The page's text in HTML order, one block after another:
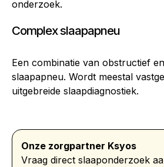
onderzoek.
Complex slaapapneu
Een combinatie van obstructief
slaapapneu. Wordt meestal
uitgebreide slaapdiagnostiek.
Onze zorgpartner Ksyos
Vraag direct slaaponderzoek